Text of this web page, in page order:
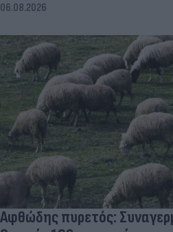
06.08.2026
Αφθώδης πυρετός: